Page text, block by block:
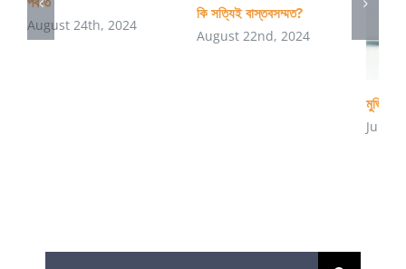
August 24th, 2024
কি সত্যিই বাস্তবসম্মত?
August 22nd, 2024
মুভি
July